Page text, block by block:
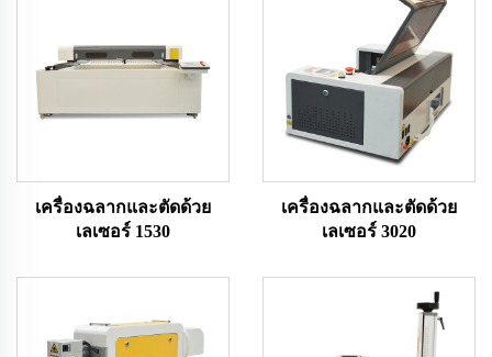
เครื่องฉลากและตัดด้วย
เลเซอร์ 1530
เครื่องฉลากและตัดด้วย
เลเซอร์ 3020